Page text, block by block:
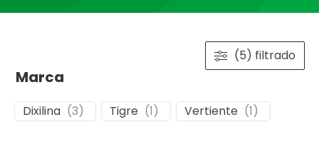
(5) filtrado
Marca
Dixilina (3) Tigre (1) Vertiente (1)